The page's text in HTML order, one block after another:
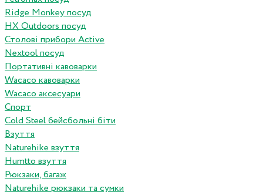
Ridge Monkey посуд
HX Outdoors посуд
Столові прибори Active
Nextool посуд
Портативні кавоварки
Wacaco кавоварки
Wacaco аксесуари
Спорт
Cold Steel бейсбольні біти
Взуття
Naturehike взуття
Humtto взуття
Рюкзаки, багаж
Naturehike рюкзаки та сумки